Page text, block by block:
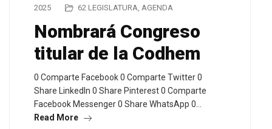
2025
62 LEGISLATURA AGENDA
Nombrará Congreso
titular de la Codhem
0 Comparte Facebook 0 Comparte Twitter 0
Share LinkedIn 0 Share Pinterest 0 Comparte
Facebook Messenger 0 Share WhatsApp 0…
Read More